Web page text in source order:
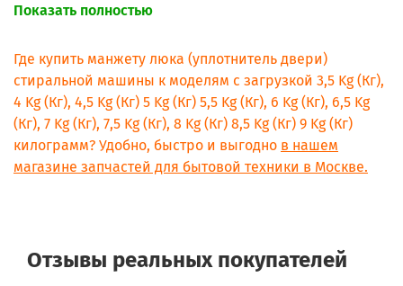
AQUA1042D12S
AQUA1142D12S
CFLWM35
AQUA1142D1SS
AQUA1142D1S
AQUA1042D1SS
AQUA1042D1S
AQUA1041D1SS
AQUA1041D1S
QUA800DF3S
AQUA80F3
Показать полностью
Где купить манжету люка (уплотнитель двери)
стиральной машины к моделям с загрузкой 3,5 Kg (Кг),
4 Kg (Кг), 4,5 Kg (Кг) 5 Kg (Кг) 5,5 Kg (Кг), 6 Kg (Кг), 6,5 Kg
(Кг), 7 Kg (Кг), 7,5 Kg (Кг), 8 Kg (Кг) 8,5 Kg (Кг) 9 Kg (Кг)
килограмм? Удобно, быстро и выгодно в нашем
магазине запчастей для бытовой техники в Москве.
Отзывы реальных покупателей